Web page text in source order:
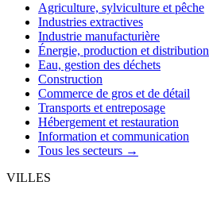
Agriculture, sylviculture et pêche
Industries extractives
Industrie manufacturière
Énergie, production et distribution
Eau, gestion des déchets
Construction
Commerce de gros et de détail
Transports et entreposage
Hébergement et restauration
Information et communication
Tous les secteurs →
VILLES